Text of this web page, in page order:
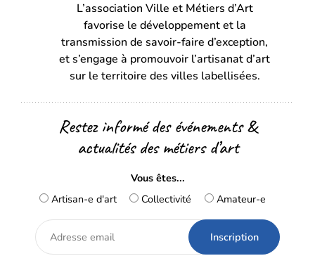
un
onglet)onglet)
L’association Ville et Métiers d’Art
favorise le développement et la
transmission de savoir-faire d’exception,
et s’engage à promouvoir l’artisanat d’art
sur le territoire des villes labellisées.
Restez informé des événements &
actualités des métiers d’art
Vous êtes...
Artisan-e d'art
Collectivité Amateur-e
Adresse
email